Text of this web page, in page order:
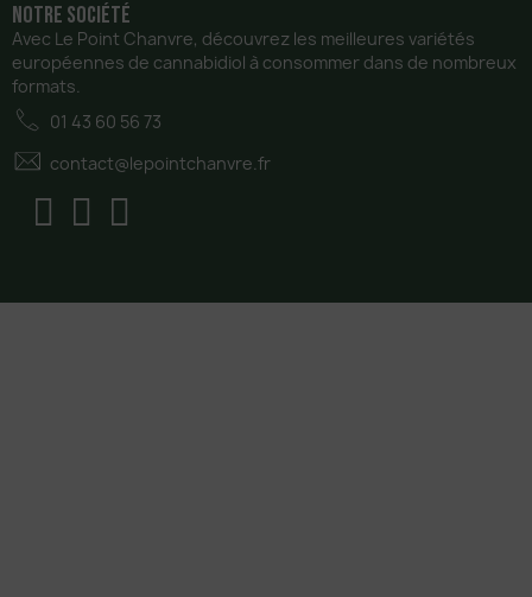
notre Société
Avec Le Point Chanvre, découvrez les meilleures variétés
européennes de cannabidiol à consommer dans de nombreux
formats.
01 43 60 56 73
contact@lepointchanvre.fr